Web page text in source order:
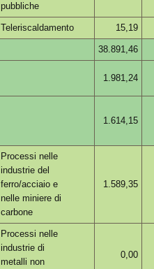
pubbliche
Teleriscaldamento 15,19
38.891,46
1.981,24
1.614,15
Processi nelle
industrie del
ferro/acciaio e
nelle miniere di
carbone
1.589,35
Processi nelle
industrie di
metalli non
0,00